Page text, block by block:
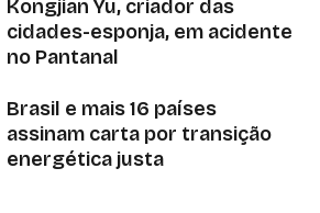
Kongjian Yu, criador das
cidades-esponja, em acidente
no Pantanal
Brasil e mais 16 países
assinam carta por transição
energética justa